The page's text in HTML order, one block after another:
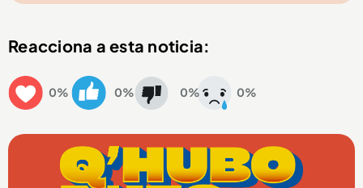
Reacciona a esta noticia:
0% 0% 0% 0%